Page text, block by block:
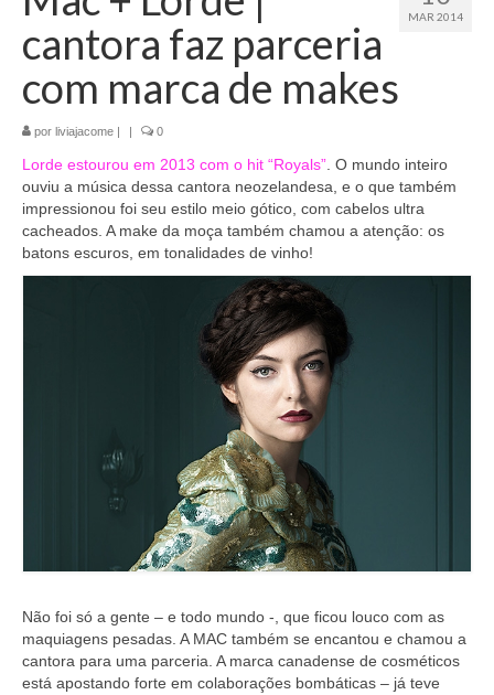
MAR 2014
cantora faz parceria
com marca de makes
por liviajacome | | 0
Lorde estourou em 2013 com o hit “Royals” . O mundo inteiro
ouviu a música dessa cantora neozelandesa, e o que também
impressionou foi seu estilo meio gótico, com cabelos ultra
cacheados. A make da moça também chamou a atenção: os
batons escuros, em tonalidades de vinho!
Não foi só a gente – e todo mundo -, que ficou louco com as
maquiagens pesadas. A MAC também se encantou e chamou a
cantora para uma parceria. A marca canadense de cosméticos
está apostando forte em colaborações bombáticas – já teve